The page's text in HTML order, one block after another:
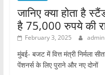
जानिए क्या होता है
है 75,000 रुपये की
February 3, 2025 admin
मुंबई- बजट में वित्त मंत्री निर्मला
पेंशनर्स के लिए पुराने और नए दोनों